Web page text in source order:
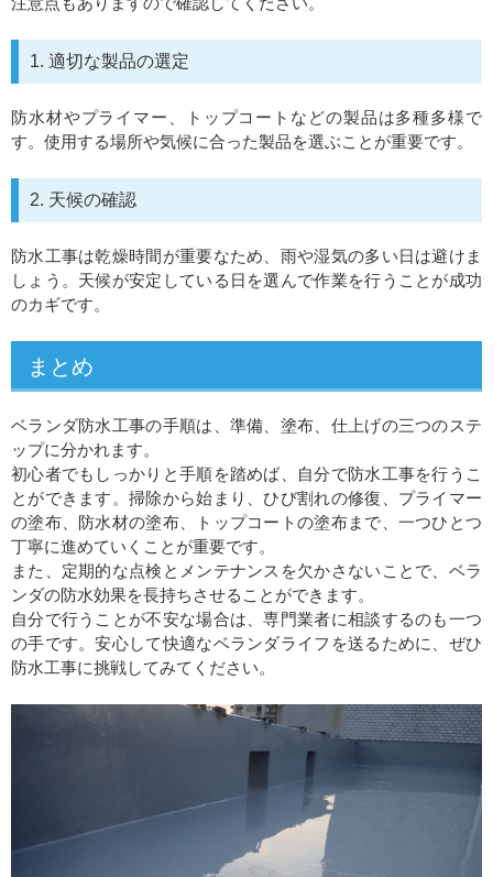
1. 適切な製品の選定
防水材やプライマー、トップコートなどの製品は多種多様で
す。使用する場所や気候に合った製品を選ぶことが重要です。
2. 天候の確認
防水工事は乾燥時間が重要なため、雨や湿気の多い日は避けま
しょう。天候が安定している日を選んで作業を行うことが成功
のカギです。
まとめ
ベランダ防水工事の手順は、準備、塗布、仕上げの三つのステ
ップに分かれます。
初心者でもしっかりと手順を踏めば、自分で防水工事を行うこ
とができます。掃除から始まり、ひび割れの修復、プライマー
の塗布、防水材の塗布、トップコートの塗布まで、一つひとつ
丁寧に進めていくことが重要です。
また、定期的な点検とメンテナンスを欠かさないことで、ベラ
ンダの防水効果を長持ちさせることができます。
自分で行うことが不安な場合は、専門業者に相談するのも一つ
の手です。安心して快適なベランダライフを送るために、ぜひ
防水工事に挑戦してみてください。